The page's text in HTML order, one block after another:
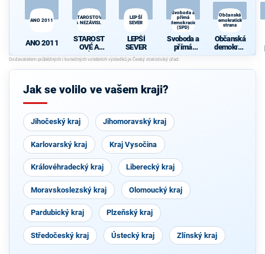
ANO 2011
ANO 2011
STAROSTOVÉ
A NEZÁVISLÍ
STAROST
OVÉ A
NEZÁVISL
Í
LEPŠÍ
SEVER
LEPŠÍ
SEVER
Svoboda a
přímá
demokracie
(SPD)
Svoboda a
přímá
demokraci
e (SPD)
Občanská
demokratická
strana
Občanská
demokrati
cká strana
Jak se volilo ve vašem kraji?
Jihočeský kraj Jihomoravský kraj
Karlovarský kraj Kraj Vysočina
Královéhradecký kraj Liberecký kraj
Moravskoslezský kraj Olomoucký kraj
Pardubický kraj Plzeňský kraj
Středočeský kraj Ústecký kraj Zlínský kraj